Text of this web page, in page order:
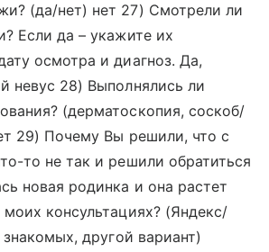
(да/нет) нет 27) Смотрели ли
Если да – укажите их
осмотра и диагноз. Да,
невус 28) Выполнялись ли
(дерматоскопия, соскоб/
29) Почему Вы решили, что с
то не так и решили обратиться
новая родинка и она растет
консультациях? (Яндекс/
знакомых, другой вариант)